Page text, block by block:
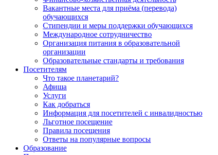
Вакантные места для приёма (перевода)
обучающихся
Стипендии и меры поддержки обучающихся
Международное сотрудничество
Организация питания в образовательной
организации
Образовательные стандарты и требования
Посетителям
Что такое планетарий?
Афиша
Услуги
Как добраться
Информация для посетителей с инвалидностью
Льготное посещение
Правила посещения
Ответы на популярные вопросы
Образование